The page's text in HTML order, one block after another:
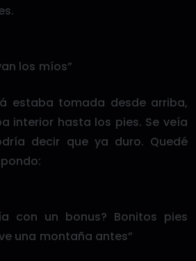
los míos”
estaba tomada desde arriba,
interior hasta los pies. Se veía
decir que ya duro. Quedé
con un bonus? Bonitos pies
una montaña antes”